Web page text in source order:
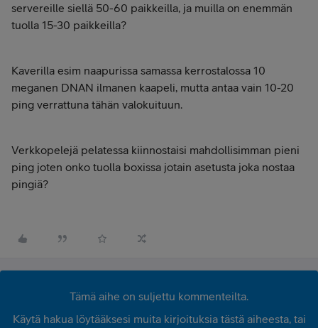
servereille siellä 50-60 paikkeilla, ja muilla on enemmän
tuolla 15-30 paikkeilla?
Kaverilla esim naapurissa samassa kerrostalossa 10
meganen DNAN ilmanen kaapeli, mutta antaa vain 10-20
ping verrattuna tähän valokuituun.
Verkkopelejä pelatessa kiinnostaisi mahdollisimman pieni
ping joten onko tuolla boxissa jotain asetusta joka nostaa
pingiä?
Tämä aihe on suljettu kommenteilta.
Käytä hakua löytääksesi muita kirjoituksia tästä aiheesta, tai